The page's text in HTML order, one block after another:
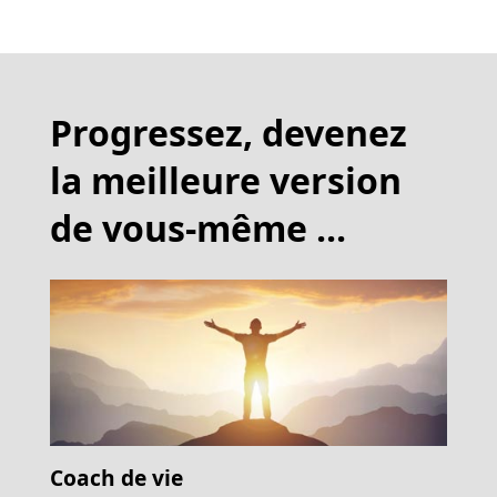
Progressez, devenez
la meilleure version
de vous-même ...
Coach de vie